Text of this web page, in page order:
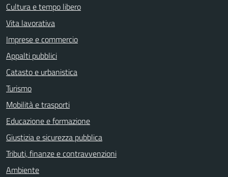
Cultura e tempo libero
Vita lavorativa
Imprese e commercio
Appalti pubblici
Catasto e urbanistica
Turismo
Mobilità e trasporti
Educazione e formazione
Giustizia e sicurezza pubblica
Tributi, finanze e contravvenzioni
Ambiente